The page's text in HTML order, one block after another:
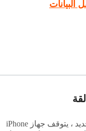
عندما يحاول المستخدم إعداد جهازه الجديد ، يتوقف جهاز iPhone